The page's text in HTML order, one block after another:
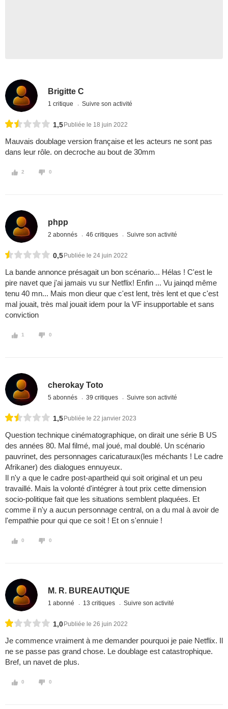
Brigitte C
1 critique Suivre son activité
1,5 Publiée le 18 juin 2022
Mauvais doublage version française et les acteurs ne sont pas
dans leur rôle. on decroche au bout de 30mm
2 0
phpp
2 abonnés 46 critiques Suivre son activité
0,5 Publiée le 24 juin 2022
La bande annonce présagait un bon scénario... Hélas ! C'est le
pire navet que j'ai jamais vu sur Netflix! Enfin ... Vu jainqd même
tenu 40 mn... Mais mon dieur que c'est lent, très lent et que c'est
mal jouait, très mal jouait idem pour la VF insupportable et sans
conviction
1 0
cherokay Toto
5 abonnés 39 critiques Suivre son activité
1,5 Publiée le 22 janvier 2023
Question technique cinématographique, on dirait une série B US
des années 80. Mal filmé, mal joué, mal doublé. Un scénario
pauvrinet, des personnages caricaturaux(les méchants ! Le cadre
Afrikaner) des dialogues ennuyeux.
Il n'y a que le cadre post-apartheid qui soit original et un peu
travaillé. Mais la volonté d'intégrer à tout prix cette dimension
socio-politique fait que les situations semblent plaquées. Et
comme il n'y a aucun personnage central, on a du mal à avoir de
l'empathie pour qui que ce soit ! Et on s'ennuie !
0 0
M. R. BUREAUTIQUE
1 abonné 13 critiques Suivre son activité
1,0 Publiée le 26 juin 2022
Je commence vraiment à me demander pourquoi je paie Netflix. Il
ne se passe pas grand chose. Le doublage est catastrophique.
Bref, un navet de plus.
0 0